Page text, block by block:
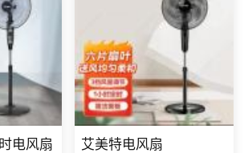
电风扇
艾美特电风扇